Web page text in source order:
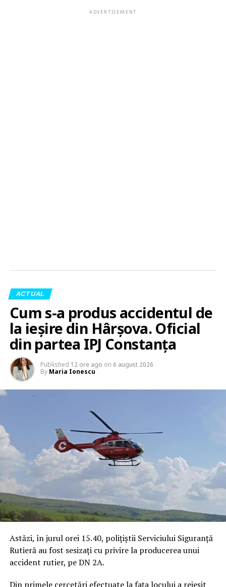
ADVERTISEMENT
ACTUAL
Cum s-a produs accidentul de
la ieșire din Hârșova. Oficial
din partea IPJ Constanța
Published 12 ore ago on 6 august 2026
By Maria Ionescu
Astăzi, în jurul orei 15.40, polițiștii Serviciului Siguranță
Rutieră au fost sesizați cu privire la producerea unui
accident rutier, pe DN 2A.
Din primele cercetări efectuate la fața locului a reieșit